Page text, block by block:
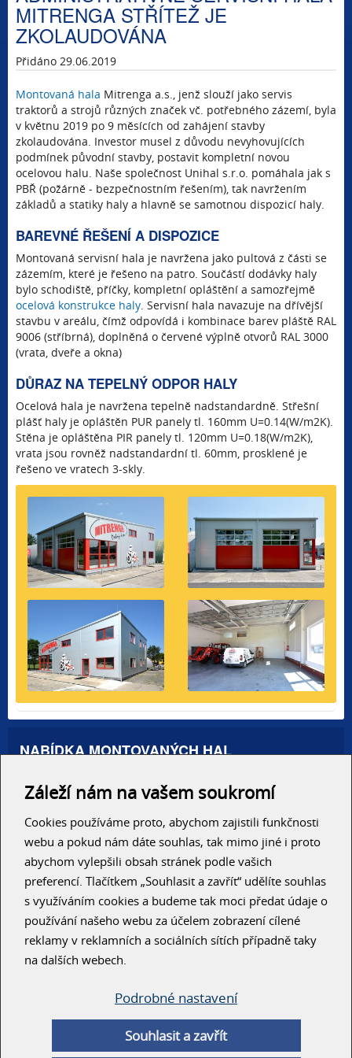
MITRENGA STŘÍTEŽ JE
ZKOLAUDOVÁNA
Přidáno 29.06.2019
Montovaná hala Mitrenga a.s., jenž slouží jako servis
traktorů a strojů různých značek vč. potřebného zázemí, byla
v květnu 2019 po 9 měsících od zahájení stavby
zkolaudována. Investor musel z důvodu nevyhovujících
podmínek původní stavby, postavit kompletní novou
ocelovou halu. Naše společnost Unihal s.r.o. pomáhala jak s
PBŘ (požárně - bezpečnostním řešením), tak navržením
základů a statiky haly a hlavně se samotnou dispozicí haly.
BAREVNÉ ŘEŠENÍ A DISPOZICE
Montovaná servisní hala je navržena jako pultová z části se
zázemím, které je řešeno na patro. Součástí dodávky haly
bylo schodiště, příčky, kompletní opláštění a samozřejmě
ocelová konstrukce haly. Servisní hala navazuje na dřívější
stavbu v areálu, čímž odpovídá i kombinace barev pláště RAL
9006 (stříbrná), doplněná o červené výplně otvorů RAL 3000
(vrata, dveře a okna)
DŮRAZ NA TEPELNÝ ODPOR HALY
Ocelová hala je navržena tepelně nadstandardně. Střešní
plášť haly je opláštěn PUR panely tl. 160mm U=0.14(W/m2K).
Stěna je opláštěna PIR panely tl. 120mm U=0.18(W/m2K),
vrata jsou rovněž nadstandardní tl. 60mm, prosklené je
řešeno ve vratech 3-skly.
NABÍDKA MONTOVANÝCH HAL
Autosalony, servisy
Skladové haly
Zemědělské haly
Konzolové regály
RYCHLÝ KONTAKT
Záleží nám na vašem soukromí
Cookies používáme proto, abychom zajistili funkčnosti
webu a pokud nám dáte souhlas, tak mimo jiné i proto
abychom vylepšili obsah stránek podle vašich
preferencí. Tlačítkem „Souhlasit a zavřít“ udělíte souhlas
s využíváním cookies a budeme tak moci předat údaje o
používání našeho webu za účelem zobrazení cílené
reklamy v reklamních a sociálních sítích případně taky
na dalších webech.
Podrobné nastavení
Souhlasit a zavřít